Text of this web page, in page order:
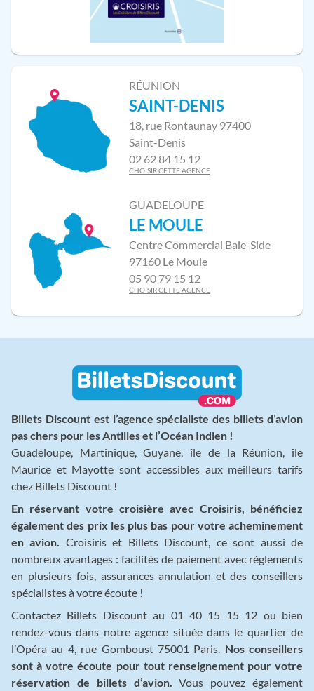
RÉUNION
SAINT-DENIS
18, rue Rontaunay 97400
Saint-Denis
02 62 84 15 12
CHOISIR CETTE AGENCE
GUADELOUPE
LE MOULE
Centre Commercial Baie-Side
97160 Le Moule
05 90 79 15 12
CHOISIR CETTE AGENCE
Billets Discount est l’agence spécialiste des billets d’avion
pas chers pour les Antilles et l’Océan Indien !
Guadeloupe, Martinique, Guyane, île de la Réunion, île
Maurice et Mayotte sont accessibles aux meilleurs tarifs
chez Billets Discount !
En réservant votre croisière avec Croisiris, bénéficiez
également des prix les plus bas pour votre acheminement
en avion. Croisiris et Billets Discount, ce sont aussi de
nombreux avantages : facilités de paiement avec règlements
en plusieurs fois, assurances annulation et des conseillers
spécialistes à votre écoute !
Contactez Billets Discount au 01 40 15 15 12 ou bien
rendez-vous dans notre agence située dans le quartier de
l’Opéra au 4, rue Gomboust 75001 Paris. Nos conseillers
sont à votre écoute pour tout renseignement pour votre
réservation de billets d’avion. Vous pouvez également